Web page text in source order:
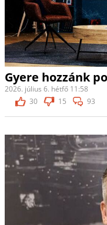
Gyere hozzánk
2026. július 6. hétfő 11:58
30
15 93